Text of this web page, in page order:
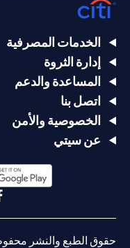
الخدمات المصرفية
إدارة الثروة
المساعدة والدعم
اتصل بنا
الخصوصية والأمن
عن سيتي
new tab
حقوق الطبع والنشر محفوظة ©2026 سيتي